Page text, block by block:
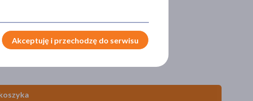
Akceptuję i przechodzę do serwisu